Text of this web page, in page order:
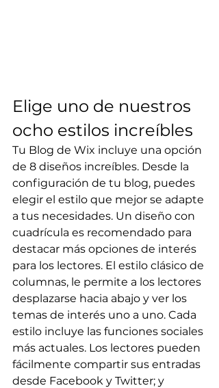
Elige uno de nuestros
ocho estilos increíbles
Tu Blog de Wix incluye una opción
de 8 diseños increíbles. Desde la
configuración de tu blog, puedes
elegir el estilo que mejor se adapte
a tus necesidades. Un diseño con
cuadrícula es recomendado para
destacar más opciones de interés
para los lectores. El estilo clásico de
columnas, le permite a los lectores
desplazarse hacia abajo y ver los
temas de interés uno a uno. Cada
estilo incluye las funciones sociales
más actuales. Los lectores pueden
fácilmente compartir sus entradas
desde Facebook y Twitter; y